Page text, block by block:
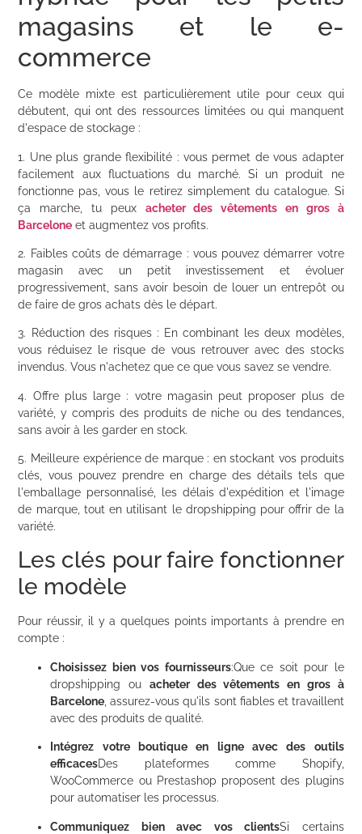
magasins et le e-
commerce
Ce modèle mixte est particulièrement utile pour ceux qui
débutent, qui ont des ressources limitées ou qui manquent
d'espace de stockage :
1. Une plus grande flexibilité : vous permet de vous adapter
facilement aux fluctuations du marché. Si un produit ne
fonctionne pas, vous le retirez simplement du catalogue. Si
ça marche, tu peux acheter des vêtements en gros à
Barcelone et augmentez vos profits.
2. Faibles coûts de démarrage : vous pouvez démarrer votre
magasin avec un petit investissement et évoluer
progressivement, sans avoir besoin de louer un entrepôt ou
de faire de gros achats dès le départ.
3. Réduction des risques : En combinant les deux modèles,
vous réduisez le risque de vous retrouver avec des stocks
invendus. Vous n'achetez que ce que vous savez se vendre.
4. Offre plus large : votre magasin peut proposer plus de
variété, y compris des produits de niche ou des tendances,
sans avoir à les garder en stock.
5. Meilleure expérience de marque : en stockant vos produits
clés, vous pouvez prendre en charge des détails tels que
l'emballage personnalisé, les délais d'expédition et l'image
de marque, tout en utilisant le dropshipping pour offrir de la
variété.
Les clés pour faire fonctionner
le modèle
Pour réussir, il y a quelques points importants à prendre en
compte :
Choisissez bien vos fournisseurs:Que ce soit pour le
dropshipping ou acheter des vêtements en gros à
Barcelone , assurez-vous qu'ils sont fiables et travaillent
avec des produits de qualité.
Intégrez votre boutique en ligne avec des outils
efficacesDes plateformes comme Shopify,
WooCommerce ou Prestashop proposent des plugins
pour automatiser les processus.
Communiquez bien avec vos clientsSi certains